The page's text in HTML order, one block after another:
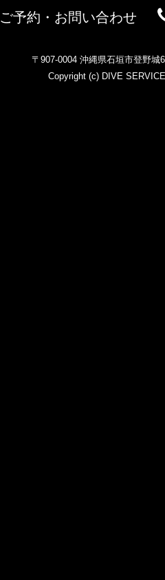
ご予約・お問い合わせ
〒907-0004 沖縄県石垣市登野城
Copyright (c) DIVE